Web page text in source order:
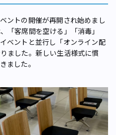
ントの開催が再開され始めまし
「客席間を空ける」「消毒」
ベントと並行し「オンライン配
ました。新しい生活様式に慣
ました。